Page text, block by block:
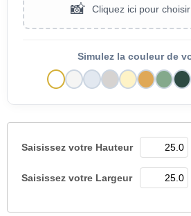
📸 Cliquez ici pour
Simulez la couleur de
Saisissez votre Hauteur
Saisissez votre Largeur